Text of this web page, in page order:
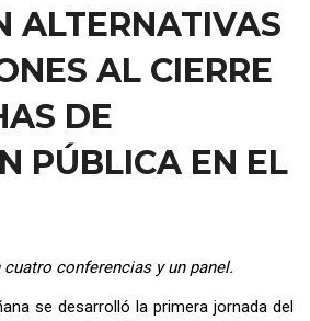
ALTERNATIVAS
AL CIERRE
DE
PÚBLICA EN EL
conferencias y un panel.
se desarrolló la primera jornada del